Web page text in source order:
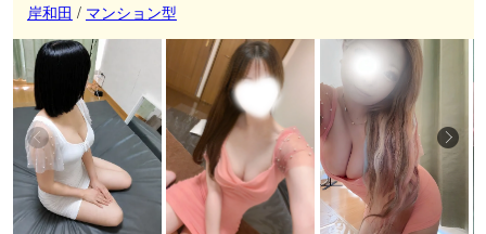
岸和田 / マンション型